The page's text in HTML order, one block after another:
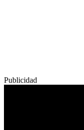
Publicidad